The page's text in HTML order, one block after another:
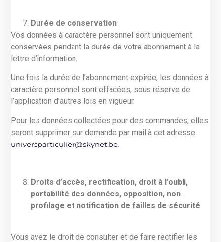
Durée de conservation
Vos données à caractère personnel sont uniquement
conservées pendant la durée de votre abonnement à la
lettre d’information.
Une fois la durée de l’abonnement expirée, les données à
caractère personnel sont effacées, sous réserve de
l’application d’autres lois en vigueur.
Pour les données collectées pour des commandes, elles
seront supprimer sur demande par mail à cet adresse
universparticulier@skynet.be
Droits d’accès, rectification, droit à l’oubli,
portabilité des données, opposition, non-
profilage et notification de failles de sécurité
Vous avez le droit de consulter et de faire rectifier les